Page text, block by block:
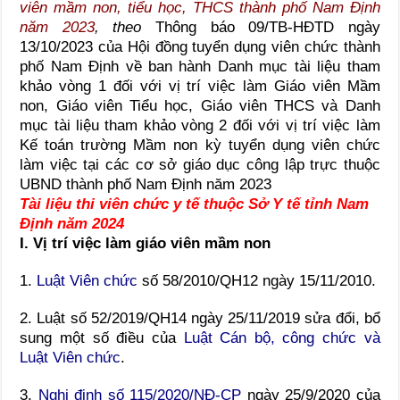
viên mầm non, tiểu học, THCS thành phố Nam Định
năm 2023, theo Thông báo 09/TB-HĐTD ngày
13/10/2023 của Hội đồng tuyển dụng viên chức thành
phố Nam Định về ban hành Danh mục tài liệu tham
khảo vòng 1 đối với vị trí việc làm Giáo viên Mầm
non, Giáo viên Tiểu học, Giáo viên THCS và Danh
mục tài liệu tham khảo vòng 2 đối với vị trí việc làm
Kế toán trường Mầm non kỳ tuyển dụng viên chức
làm việc tại các cơ sở giáo dục công lập trực thuộc
UBND thành phố Nam Định năm 2023
Tài liệu thi viên chức y tế thuộc Sở Y tế tỉnh Nam
Định năm 2024
I. Vị trí việc làm giáo viên mầm non
1. Luật Viên chức số 58/2010/QH12 ngày 15/11/2010.
2. Luật số 52/2019/QH14 ngày 25/11/2019 sửa đổi, bổ
sung một số điều của Luật Cán bộ, công chức và
Luật Viên chức.
3. Nghị định số 115/2020/NĐ-CP ngày 25/9/2020 của